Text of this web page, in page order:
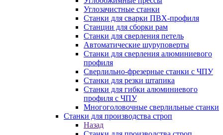
Углозачистные станки
Станки для сварки ПВХ-профиля
Станции для сборки рам
Станки для сверления петель
Автоматические шуруповерты
Станки для сверления алюминиевого
профиля
Сверлильно-фрезерные станки с ЧПУ
Станки для резки штапика
Станки для гибки алюминиевого
профиля с ЧПУ
Многоголовочные сверлильные станки
Станки для производства строп
Назад